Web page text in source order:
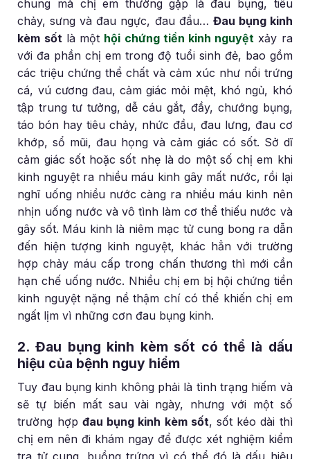
chung mà chị em thường gặp là đau bụng, tiêu
chảy, sưng và đau ngực, đau đầu… Đau bụng kinh
kèm sốt là một hội chứng tiền kinh nguyệt xảy ra
với đa phần chị em trong độ tuổi sinh đẻ, bao gồm
các triệu chứng thể chất và cảm xúc như nổi trứng
cá, vú cương đau, cảm giác mỏi mệt, khó ngủ, khó
tập trung tư tưởng, dễ cáu gắt, đầy, chướng bụng,
táo bón hay tiêu chảy, nhức đầu, đau lưng, đau cơ
khớp, sổ mũi, đau họng và cảm giác có sốt. Sở dĩ
cảm giác sốt hoặc sốt nhẹ là do một số chị em khi
kinh nguyệt ra nhiều máu kinh gây mất nước, rồi lại
nghĩ uống nhiều nước càng ra nhiều máu kinh nên
nhịn uống nước và vô tình làm cơ thể thiếu nước và
gây sốt. Máu kinh là niêm mạc tử cung bong ra dẫn
đến hiện tượng kinh nguyệt, khác hẳn với trường
hợp chảy máu cấp trong chấn thương thì mới cần
hạn chế uống nước. Nhiều chị em bị hội chứng tiền
kinh nguyệt nặng nề thậm chí có thể khiến chị em
ngất lịm vì những cơn đau bụng kinh.
2. Đau bụng kinh kèm sốt có thể là dấu
hiệu của bệnh nguy hiểm
Tuy đau bụng kinh không phải là tình trạng hiếm và
sẽ tự biến mất sau vài ngày, nhưng với một số
trường hợp đau bụng kinh kèm sốt, sốt kéo dài thì
chị em nên đi khám ngay để được xét nghiệm kiểm